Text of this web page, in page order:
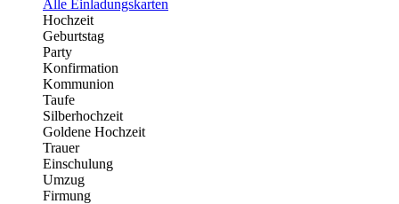
Alle Einladungskarten
Hochzeit
Geburtstag
Party
Konfirmation
Kommunion
Taufe
Silberhochzeit
Goldene Hochzeit
Trauer
Einschulung
Umzug
Firmung